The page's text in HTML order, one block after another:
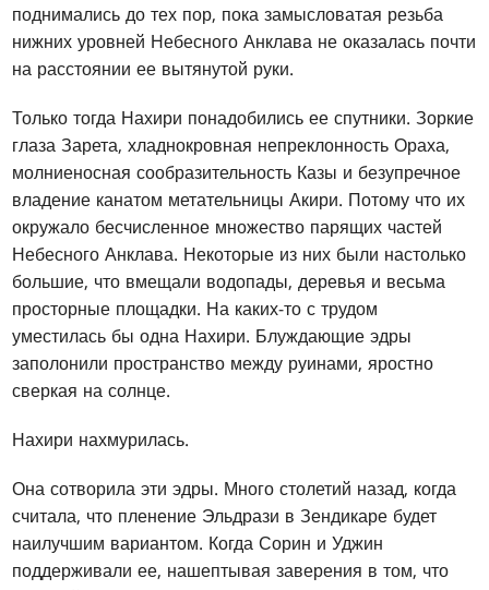
поднимались до тех пор, пока замысловатая резьба
нижних уровней Небесного Анклава не оказалась почти
на расстоянии ее вытянутой руки.
Только тогда Нахири понадобились ее спутники. Зоркие
глаза Зарета, хладнокровная непреклонность Ораха,
молниеносная сообразительность Казы и безупречное
владение канатом метательницы Акири. Потому что их
окружало бесчисленное множество парящих частей
Небесного Анклава. Некоторые из них были настолько
большие, что вмещали водопады, деревья и весьма
просторные площадки. На каких-то с трудом
уместилась бы одна Нахири. Блуждающие эдры
заполонили пространство между руинами, яростно
сверкая на солнце.
Нахири нахмурилась.
Она сотворила эти эдры. Много столетий назад, когда
считала, что пленение Эльдрази в Зендикаре будет
наилучшим вариантом. Когда Сорин и Уджин
поддерживали ее, нашептывая заверения в том, что